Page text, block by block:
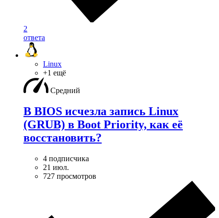
2
ответа
Linux
+1 ещё
Средний
В BIOS исчезла запись Linux
(GRUB) в Boot Priority, как её
восстановить?
4 подписчика
21 июл.
727 просмотров